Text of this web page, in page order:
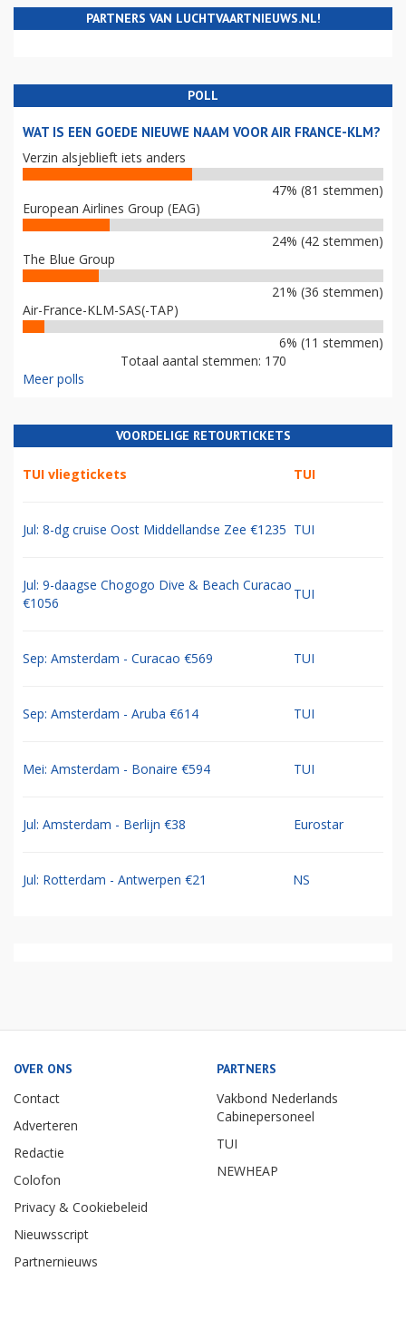
PARTNERS VAN LUCHTVAARTNIEUWS.NL!
POLL
WAT IS EEN GOEDE NIEUWE NAAM VOOR AIR FRANCE-KLM?
Verzin alsjeblieft iets anders
47% (81 stemmen)
European Airlines Group (EAG)
24% (42 stemmen)
The Blue Group
21% (36 stemmen)
Air-France-KLM-SAS(-TAP)
6% (11 stemmen)
Totaal aantal stemmen: 170
Meer polls
VOORDELIGE RETOURTICKETS
TUI vliegtickets TUI
Jul: 8-dg cruise Oost Middellandse Zee €1235 TUI
Jul: 9-daagse Chogogo Dive & Beach Curacao
€1056
TUI
Sep: Amsterdam - Curacao €569 TUI
Sep: Amsterdam - Aruba €614 TUI
Mei: Amsterdam - Bonaire €594 TUI
Jul: Amsterdam - Berlijn €38 Eurostar
Jul: Rotterdam - Antwerpen €21 NS
OVER ONS
Contact
Adverteren
Redactie
Colofon
Privacy & Cookiebeleid
Nieuwsscript
Partnernieuws
PARTNERS
Vakbond Nederlands
Cabinepersoneel
TUI
NEWHEAP